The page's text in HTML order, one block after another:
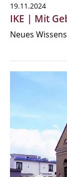
19.11.2024
IKE | Mit
Neues